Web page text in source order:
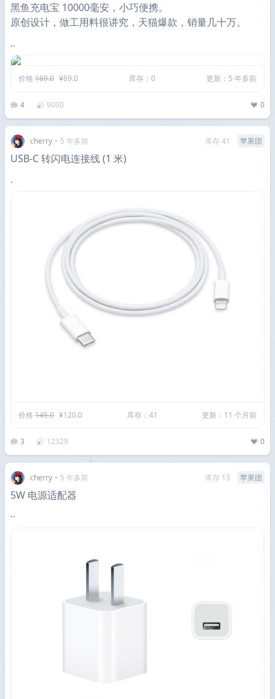
黑鱼充电宝 10000毫安，小巧便携。
原创设计，做工用料很讲究，天猫爆款，销量几十万。
..
价格 169.0 ¥69.0 库存：0 更新：5 年多前
4 9000 0
cherry • 5 年多前 库存 41 苹果团
USB-C 转闪电连接线 (1 米)
.
价格 145.0 ¥120.0 库存：41 更新：11 个月前
3 12329 0
cherry • 5 年多前 库存 13 苹果团
5W 电源适配器
··